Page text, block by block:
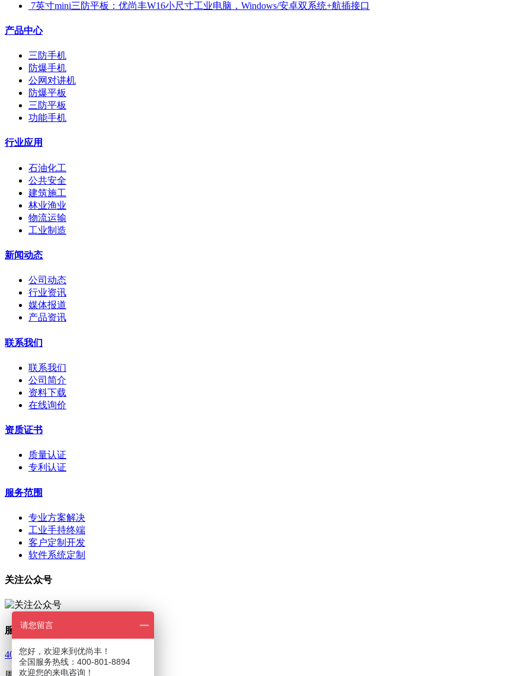
​ 7英寸mini三防平板：优尚丰W16小尺寸工业电脑，Windows/安卓双系统+航插接口
产品中心
三防手机
防爆手机
公网对讲机
防爆平板
三防平板
功能手机
行业应用
石油化工
公共安全
建筑施工
林业渔业
物流运输
工业制造
新闻动态
公司动态
行业资讯
媒体报道
产品资讯
联系我们
联系我们
公司简介
资料下载
在线询价
资质证书
质量认证
专利认证
服务范围
专业方案解决
工业手持终端
客户定制开发
软件系统定制
关注公众号
服务热线
400-801-8894
请您留言
您好，欢迎来到优尚丰！
全国服务热线：400-801-8894
欢迎您的来电咨询！